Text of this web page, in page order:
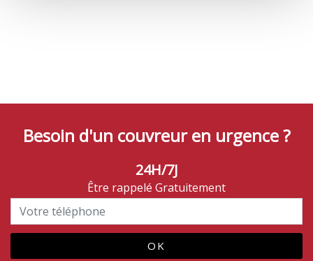
Besoin d'un couvreur en urgence ?
24H/7J
Être rappelé Gratuitement